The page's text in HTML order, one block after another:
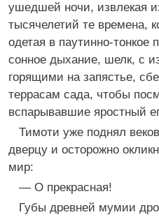
ушедшей ночи, извлекая
тысячелетий те времена,
одетая в паутинно-тонкое
сонное дыхание, шелк, с
горящими на запястье,
террасам сада, чтобы
вспарывавшие яростный
Тимоти уже поднял
дверцу и осторожно
мир:
— О прекрасная!
Губы древней мумии